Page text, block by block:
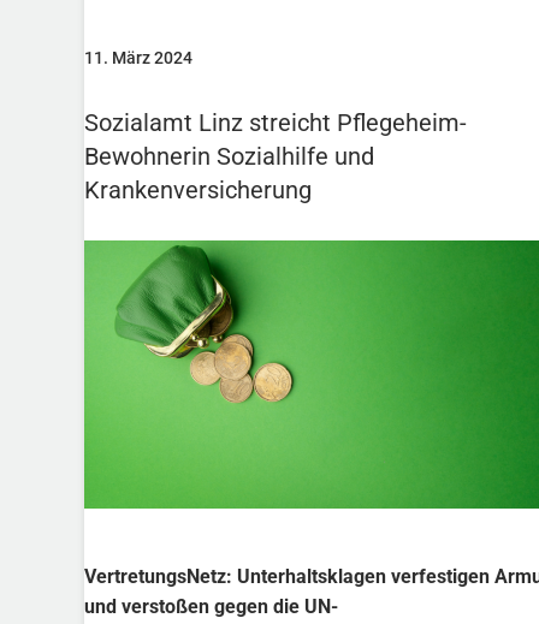
11. März 2024
Sozialamt Linz streicht Pflegeheim-
Bewohnerin Sozialhilfe und
Krankenversicherung
VertretungsNetz: Unterhaltsklagen verfestigen
und verstoßen gegen die UN-